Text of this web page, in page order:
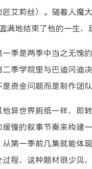
艾莉丝）。随着人魔
满地结束了他的一生，
季是两季中当之无愧
季学院里与巴迪冈迪
资金问题而是制作团
异世界厕纸一样，即
慢的叙事节奏来构建
第一季前几集就能体
程，这种题材很少见